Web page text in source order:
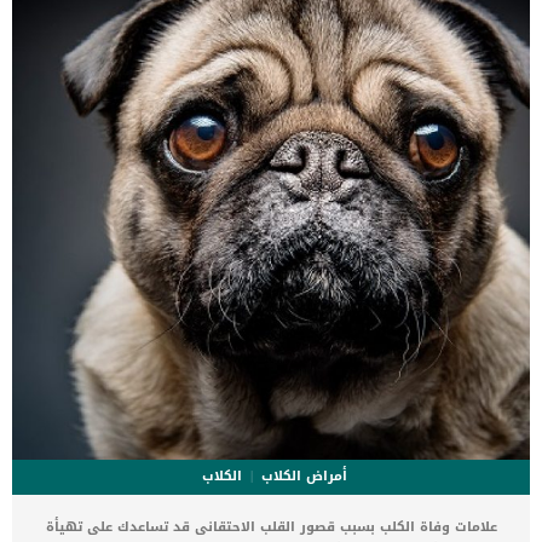
أمراض الكلاب
الكلاب
علامات وفاة الكلب بسبب قصور القلب الاحتقانى قد تساعدك على تهيأة